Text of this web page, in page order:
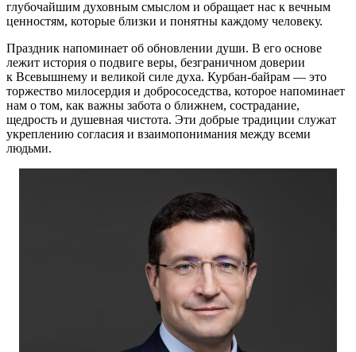
глубочайшим духовным смыслом и обращает нас к вечным
ценностям, которые близки и понятны каждому человеку.
Праздник напоминает об обновлении души. В его основе
лежит история о подвиге веры, безграничном доверии
к Всевышнему и великой силе духа. Курбан-байрам — это
торжество милосердия и добрососедства, которое напоминает
нам о том, как важны забота о ближнем, сострадание,
щедрость и душевная чистота. Эти добрые традиции служат
укреплению согласия и взаимопонимания между всеми
людьми.